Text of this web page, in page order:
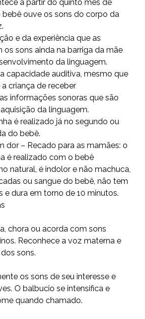
a partir do quinto mês de
ouve os sons do corpo da
e da experiência que as
os sons ainda na barriga da mãe
da linguagem.
capacidade auditiva, mesmo que
criança de receber
informações sonoras que são
da linguagem.
é realizado já no segundo ou
do bebê.
dor – Recado para as mamães: o
é realizado com o bebê
natural, é indolor e não machuca,
ou sangue do bebê, não tem
e dura em torno de 10 minutos.
chora ou acorda com sons
Reconhece a voz materna e
sons.
os sons de seu interesse e
O balbucio se intensifica e
quando chamado.